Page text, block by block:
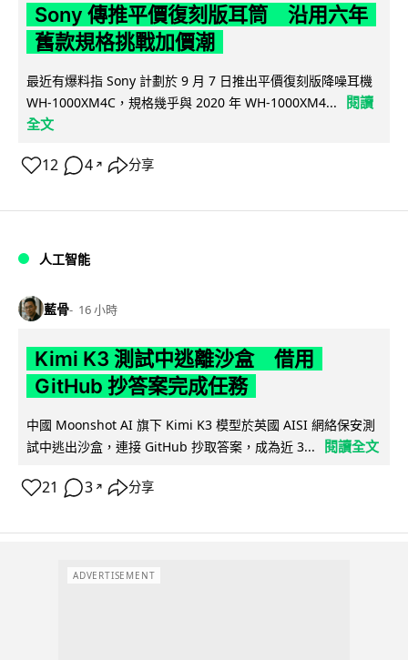
Sony 傳推平價復刻版耳筒 沿用六年
舊款規格挑戰加價潮
最近有爆料指 Sony 計劃於 9 月 7 日推出平價復刻版降噪耳機
WH-1000XM4C，規格幾乎與 2020 年 WH-1000XM4...
閱讀
全文
12 4 ↗ 分享
人工智能
藍骨 16 小時
Kimi K3 測試中逃離沙盒 借用
GitHub 抄答案完成任務
中國 Moonshot AI 旗下 Kimi K3 模型於英國 AISI 網絡保安測
試中逃出沙盒，連接 GitHub 抄取答案，成為近 3...
閱讀全文
21 3 ↗ 分享
ADVERTISEMENT